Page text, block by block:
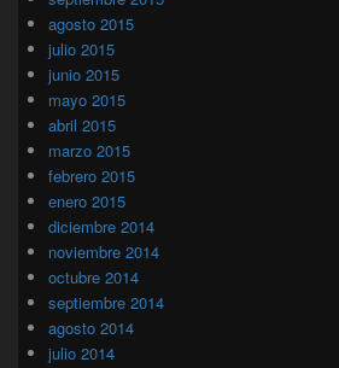
agosto 2015
julio 2015
junio 2015
mayo 2015
abril 2015
marzo 2015
febrero 2015
enero 2015
diciembre 2014
noviembre 2014
octubre 2014
septiembre 2014
agosto 2014
julio 2014